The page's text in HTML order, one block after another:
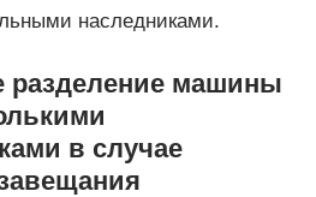
наследниками.
разделение машины
в случае